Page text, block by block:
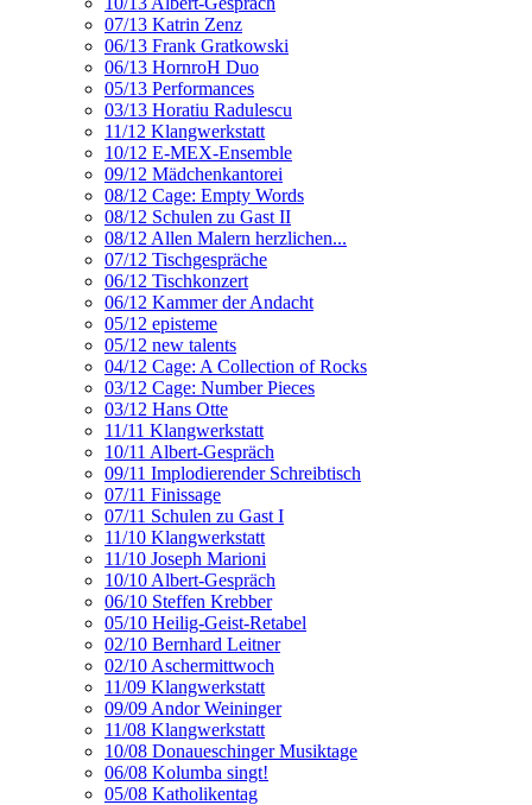
07/13 Katrin Zenz
06/13 Frank Gratkowski
06/13 HornroH Duo
05/13 Performances
03/13 Horatiu Radulescu
11/12 Klangwerkstatt
10/12 E-MEX-Ensemble
09/12 Mädchenkantorei
08/12 Cage: Empty Words
08/12 Schulen zu Gast II
08/12 Allen Malern herzlichen...
07/12 Tischgespräche
06/12 Tischkonzert
06/12 Kammer der Andacht
05/12 episteme
05/12 new talents
04/12 Cage: A Collection of Rocks
03/12 Cage: Number Pieces
03/12 Hans Otte
11/11 Klangwerkstatt
10/11 Albert-Gespräch
09/11 Implodierender Schreibtisch
07/11 Finissage
07/11 Schulen zu Gast I
11/10 Klangwerkstatt
11/10 Joseph Marioni
10/10 Albert-Gespräch
06/10 Steffen Krebber
05/10 Heilig-Geist-Retabel
02/10 Bernhard Leitner
02/10 Aschermittwoch
11/09 Klangwerkstatt
09/09 Andor Weininger
11/08 Klangwerkstatt
10/08 Donaueschinger Musiktage
06/08 Kolumba singt!
05/08 Katholikentag